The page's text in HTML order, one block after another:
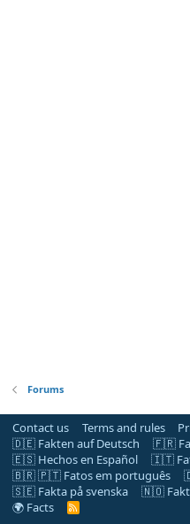
Forums
Contact us Terms and rules
🇩🇪 Fakten auf Deutsch
🇫🇷
🇪🇸 Hechos en Español
🇮🇹
🇧🇷 🇵🇹 Fatos em português
🇸🇪 Fakta på svenska
🇳🇴
🌍 Facts
R